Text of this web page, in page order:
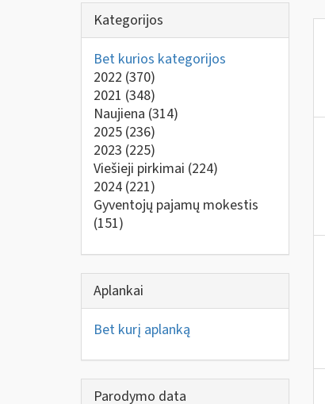
Kategorijos
Bet kurios kategorijos
2022 (370)
2021 (348)
Naujiena (314)
2025 (236)
2023 (225)
Viešieji pirkimai (224)
2024 (221)
Gyventojų pajamų mokestis
(151)
Aplankai
Bet kurį aplanką
Parodymo data